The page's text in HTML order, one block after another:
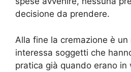
decisione da prendere.
Alla fine la cremazione è
interessa soggetti che
pratica già quando erano in